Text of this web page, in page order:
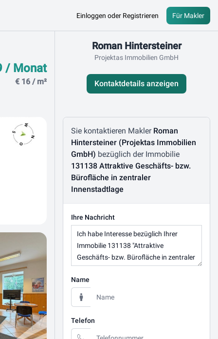
Einloggen oder Registrieren Für Makler
/ Monat
€ 16 / m²
KontaktdatenRoman Hintersteiner
Projektas Immobilien GmbH
Kontaktdetails anzeigen
Nachricht schreiben
Sie kontaktieren Makler Roman
Hintersteiner (Projektas Immobilien
GmbH) bezüglich der Immobilie
131138 Attraktive Geschäfts- bzw.
Bürofläche in zentraler
Innenstadtlage
Ihre Nachricht
Name
Telefon